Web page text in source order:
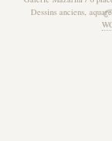
Dessins anciens,